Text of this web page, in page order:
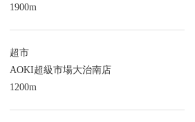
1900m
超市
AOKI超級市場大治南店
1200m